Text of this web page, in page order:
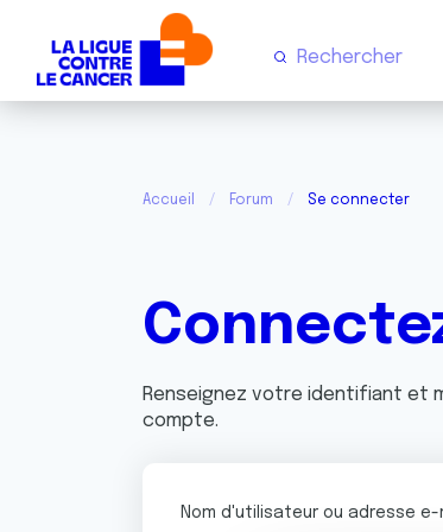
Accueil Forum Se connecter
Renseignez votre identifiant et
compte.
Nom d'utilisateur ou adresse e-